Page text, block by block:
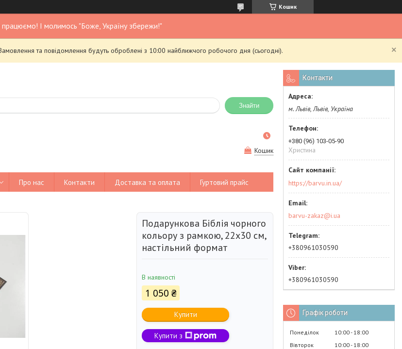
Кошик
І молимось "Боже, Україну збережи!"
та повідомлення будуть оброблені з 10:00 найближчого робочого дня (сьогодні).
Знайти
Кошик
Про нас Контакти Доставка та оплата Гуртовий прайс
Подарункова Біблія чорного
кольору з рамкою, 22х30 см,
настільний формат
В наявності
1 050 ₴
Купити
Купити з
Контакти
м. Львів, Львів, Україна
+380 (96) 103-05-90
Христина
https://barvu.in.ua/
barvu-zakaz@i.ua
+380961030590
+380961030590
Графік роботи
Понеділок 10:00 18:00
Вівторок
10:00 18:00